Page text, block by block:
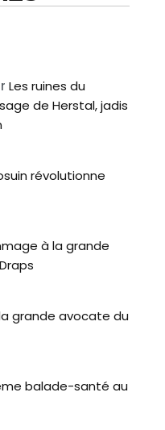
Les ruines du
de Herstal, jadis
révolutionne
à la grande
grande avocate du
balade-santé au